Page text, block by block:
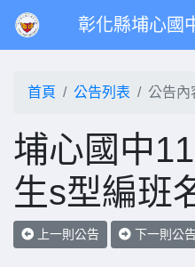
彰化縣埔心國
首頁 公告列表 公告內
埔心國中
生s型編班
上一則公告 下一則公